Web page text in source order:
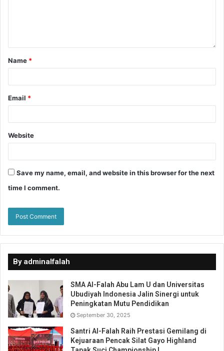
Name *
Email *
Website
Save my name, email, and website in this browser for the next
time I comment.
By adminalfalah
SMA Al-Falah Abu Lam U dan Universitas
Ubudiyah Indonesia Jalin Sinergi untuk
Peningkatan Mutu Pendidikan
September 30, 2025
Santri Al-Falah Raih Prestasi Gemilang di
Kejuaraan Pencak Silat Gayo Highland